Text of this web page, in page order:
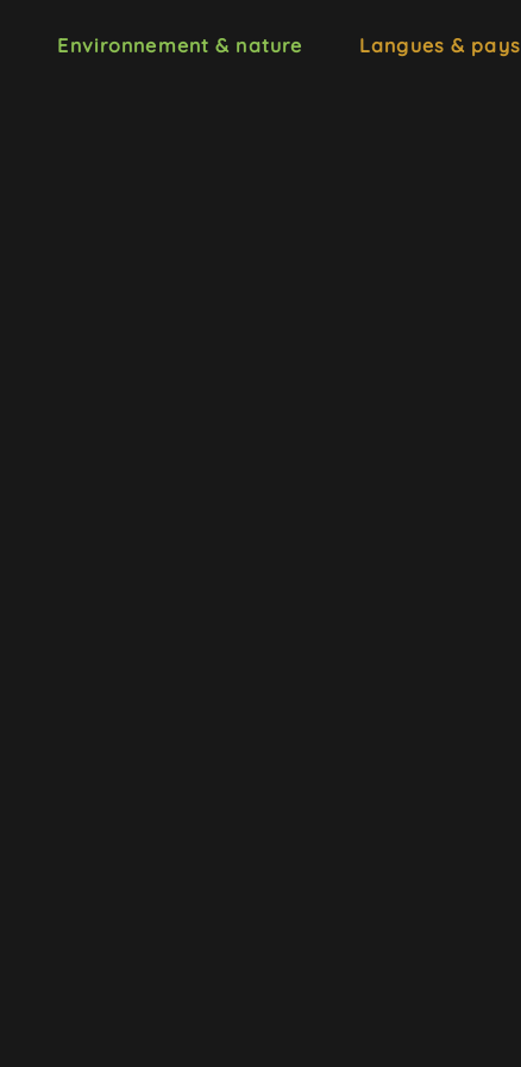
Environnement & nature Langues & pays